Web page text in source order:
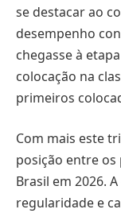
se destacar ao
desempenho
chegasse à
colocação na
primeiros
Com mais este
posição entre os
Brasil em 2026.
regularidade e